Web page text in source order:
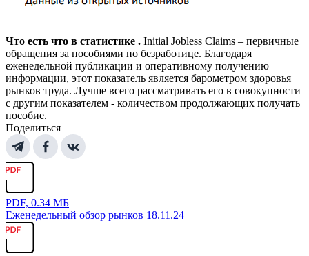
Что есть что в статистике . Initial Jobless Claims – первичные
обращения за пособиями по безработице. Благодаря
еженедельной публикации и оперативному получению
информации, этот показатель является барометром здоровья
рынков труда. Лучше всего рассматривать его в совокупности
с другим показателем - количеством продолжающих получать
пособие.
Поделиться
PDF, 0.34 МБ
Еженедельный обзор рынков 18.11.24